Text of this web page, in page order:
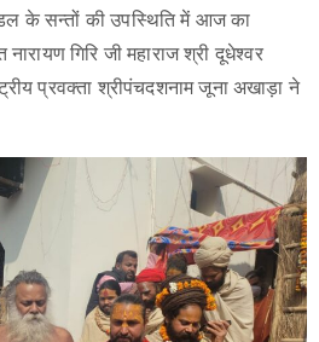
के सन्तों की उपस्थिति में आज का
गिरि जी महाराज श्री दूधेश्वर
प्रवक्ता श्रीपंचदशनाम जूना अखाड़ा ने